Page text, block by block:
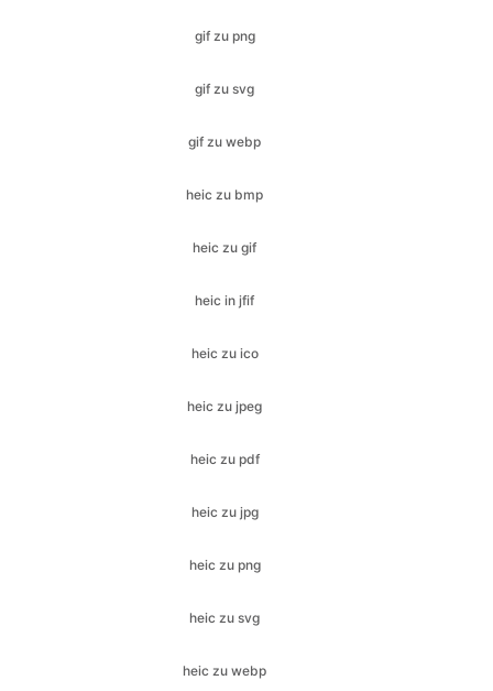
gif zu webp
heic zu bmp
heic zu gif
heic in jfif
heic zu ico
heic zu jpeg
heic zu pdf
heic zu jpg
heic zu png
heic zu svg
heic zu webp
jfif zu bmp
jfif zu gif